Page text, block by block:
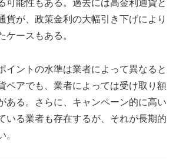
可能性もある。過去には高金利通貨と
貨が、政策金利の大幅引き下げにより
ケースもある。
イントの水準は業者によって異なると
ペアでも、業者によっては受け取り額
ある。さらに、キャンペーン的に高い
いる業者も存在するが、それが長期的
。